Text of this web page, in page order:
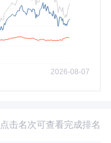
点击名次可查看完成排名